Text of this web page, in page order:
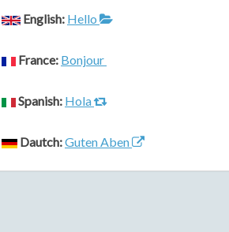
English: Hello
France: Bonjour
Spanish: Hola
Dautch:Guten Aben